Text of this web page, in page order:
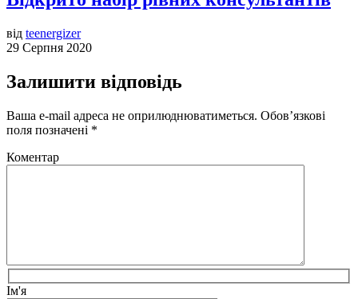
від teenergizer
29 Серпня 2020
Залишити відповідь
Ваша e-mail адреса не оприлюднюватиметься. Обов’язкові
поля позначені *
Коментар
Ім'я